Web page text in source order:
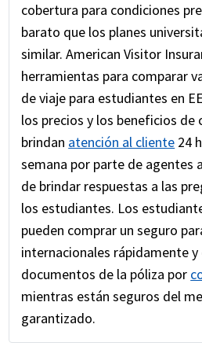
cobertura para condiciones
barato que los planes
similar. American Visitor
herramientas para comparar
de viaje para estudiantes en
los precios y los beneficios de
brindan atención al cliente 24
semana por parte de agentes
de brindar respuestas a las
los estudiantes. Los
pueden comprar un seguro
internacionales rápidamente
documentos de la póliza por
mientras están seguros del
garantizado.